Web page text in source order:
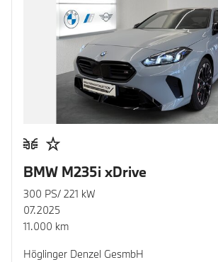
BMW M235i xDrive
300 PS/ 221 kW
07.2025
11.000 km
Höglinger Denzel GesmbH